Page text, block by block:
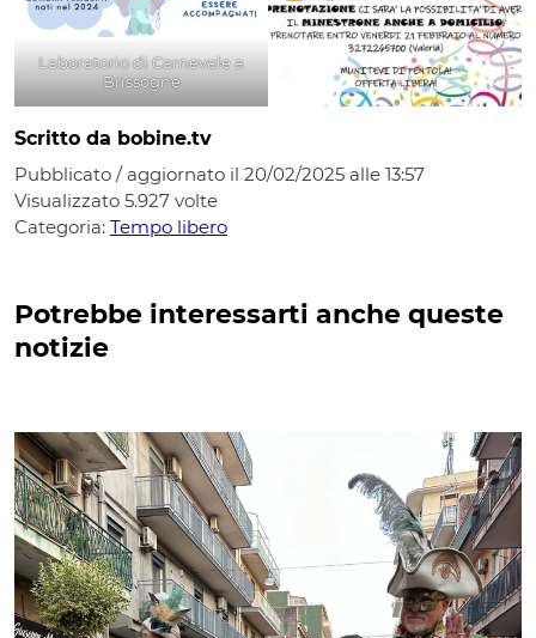
Laboratorio di Carnevale a
Brissogne
Scritto da bobine.tv
Pubblicato / aggiornato il 20/02/2025 alle 13:57
Visualizzato 5.927 volte
Categoria: Tempo libero
Potrebbe interessarti anche queste
notizie